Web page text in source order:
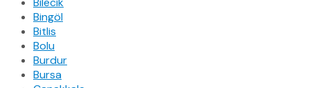
Bingöl
Bitlis
Bolu
Burdur
Bursa